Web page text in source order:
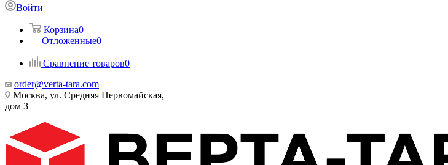
Войти
Корзина0
Отложенные0
Сравнение товаров0
order@verta-tara.com
Москва, ул. Средняя Первомайская,
дом 3